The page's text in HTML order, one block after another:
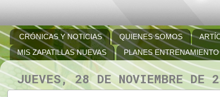
CRÓNICAS Y NOTICIAS QUIENES SOMOS
MIS ZAPATILLAS NUEVAS
PLANES ENTRENAMIENTO
JUEVES, 28 DE NOVIEMBRE DE